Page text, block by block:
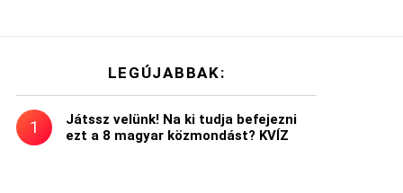
LEGÚJABBAK:
Játssz velünk! Na ki tudja befejezni
ezt a 8 magyar közmondást? KVÍZ